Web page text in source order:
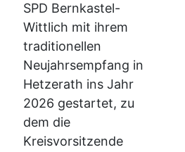
SPD Bernkastel-
Wittlich mit ihrem
traditionellen
Neujahrsempfang in
Hetzerath ins Jahr
2026 gestartet, zu
dem die
Kreisvorsitzende